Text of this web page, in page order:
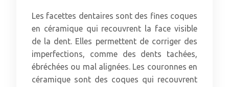
Les facettes dentaires sont des fines coques
en céramique qui recouvrent la face visible
de la dent. Elles permettent de corriger des
imperfections, comme des dents tachées,
ébréchées ou mal alignées. Les couronnes en
céramique sont des coques qui recouvrent